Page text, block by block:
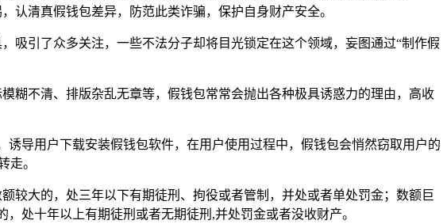
认清真假钱包差异，防范此类诈骗，保护自身财产安全。
吸引了众多关注，一些不法分子却将目光锁定在这个领域，妄图通过“制作假
糊不清、排版杂乱无章等，假钱包常常会抛出各种极具诱惑力的理由，高收
导用户下载安装假钱包软件，在用户使用过程中，假钱包会悄然窃取用户的
走。
较大的，处三年以下有期徒刑、拘役或者管制，并处或者单处罚金；数额巨
处十年以上有期徒刑或者无期徒刑,并处罚金或者没收财产。